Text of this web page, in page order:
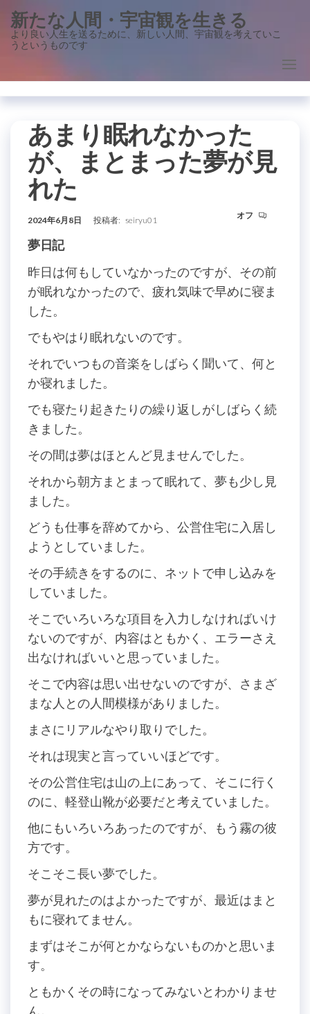
ン
に
新たな人間・宇宙観を生きる
より良い人生を送るために、新しい人間、宇宙観を考えていこ
うというものです
あまり眠れなかった
が、まとまった夢が見
れた
2024年6月8日 投稿者: seiryu01 オフ
夢日記
昨日は何もしていなかったのですが、その前
が眠れなかったので、疲れ気味で早めに寝ま
した。
でもやはり眠れないのです。
それでいつもの音楽をしばらく聞いて、何と
か寝れました。
でも寝たり起きたりの繰り返しがしばらく続
きました。
その間は夢はほとんど見ませんでした。
それから朝方まとまって眠れて、夢も少し見
ました。
どうも仕事を辞めてから、公営住宅に入居し
ようとしていました。
その手続きをするのに、ネットで申し込みを
していました。
そこでいろいろな項目を入力しなければいけ
ないのですが、内容はともかく、エラーさえ
出なければいいと思っていました。
そこで内容は思い出せないのですが、さまざ
まな人との人間模様がありました。
まさにリアルなやり取りでした。
それは現実と言っていいほどです。
その公営住宅は山の上にあって、そこに行く
のに、軽登山靴が必要だと考えていました。
他にもいろいろあったのですが、もう霧の彼
方です。
そこそこ長い夢でした。
夢が見れたのはよかったですが、最近はまと
もに寝れてません。
まずはそこが何とかならないものかと思いま
す。
ともかくその時になってみないとわかりませ
ん。